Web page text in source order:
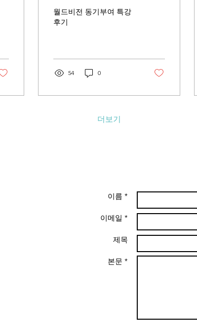
월드비전 동기부여 특강
후기
54 0
더보기
이름 *
이메일 *
제목
본문 *